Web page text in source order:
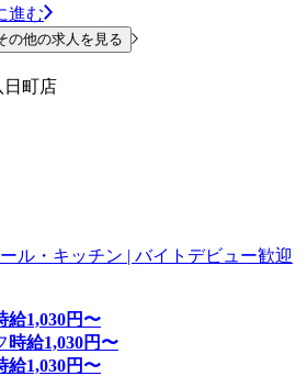
進む
の他の求人を見る
日町店
ル・キッチン | バイトデビュー歓迎
給1,030円〜
時給1,030円〜
給1,030円〜